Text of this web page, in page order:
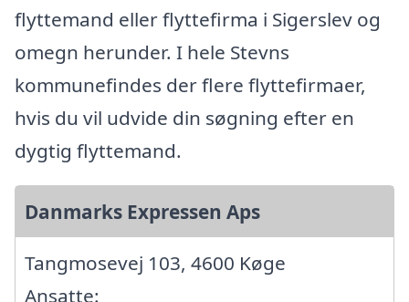
flyttemand eller flyttefirma i Sigerslev og
omegn herunder. I hele Stevns
kommunefindes der flere flyttefirmaer,
hvis du vil udvide din søgning efter en
dygtig flyttemand.
Danmarks Expressen Aps
Tangmosevej 103, 4600 Køge
Ansatte: